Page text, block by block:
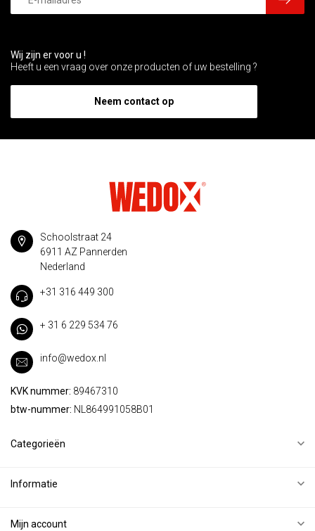
Wij zijn er voor u !
Heeft u een vraag over onze producten of uw bestelling ?
Neem contact op
Schoolstraat 24
6911 AZ Pannerden
Nederland
+31 316 449 300
+ 31 6 229 534 76
info@wedox.nl
KVK nummer: 89467310
btw-nummer: NL864991058B01
Categorieën
Informatie
Mijn account